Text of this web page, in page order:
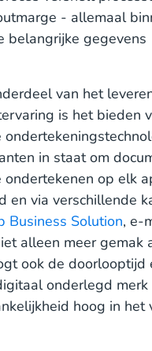
- allemaal
belangrijke gegevens
van het
is het bieden
in staat om
op elk
en via verschillende
Business Solution, e-
alleen meer gemak
ook de doorlooptijd
onderlegd
hoog in het